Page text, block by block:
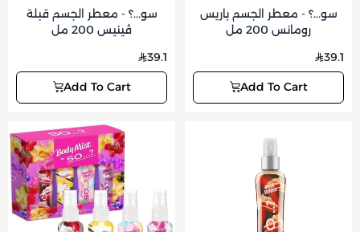
سو...؟ - معطر الجسم قبلة
ڤينيس 200 مل
39.1
Add To Cart
سو...؟ - معطر الجسم باريس
رومانس 200 مل
39.1
Add To Cart